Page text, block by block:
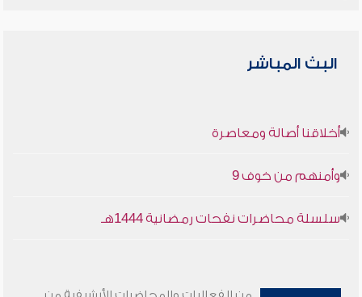
البث المباشر
أخلاقنا أصالة ومعاصرة
وأمنهم من خوف 9
سلسلة محاضرات نفحات رمضانية 1444هـ